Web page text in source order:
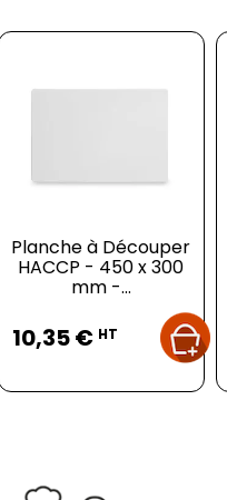
Planche à Découper
HACCP - 450 x 300
mm -...
10,35 € HT